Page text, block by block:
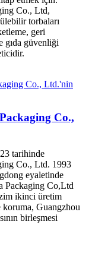
Co., Ltd,
torbaları
geri
gıda güvenliği
Co.,
tarihinde
Co., Ltd. 1993
eyaletinde
Packaging Co,Ltd
ikinci üretim
Guangzhou
birleşmesi